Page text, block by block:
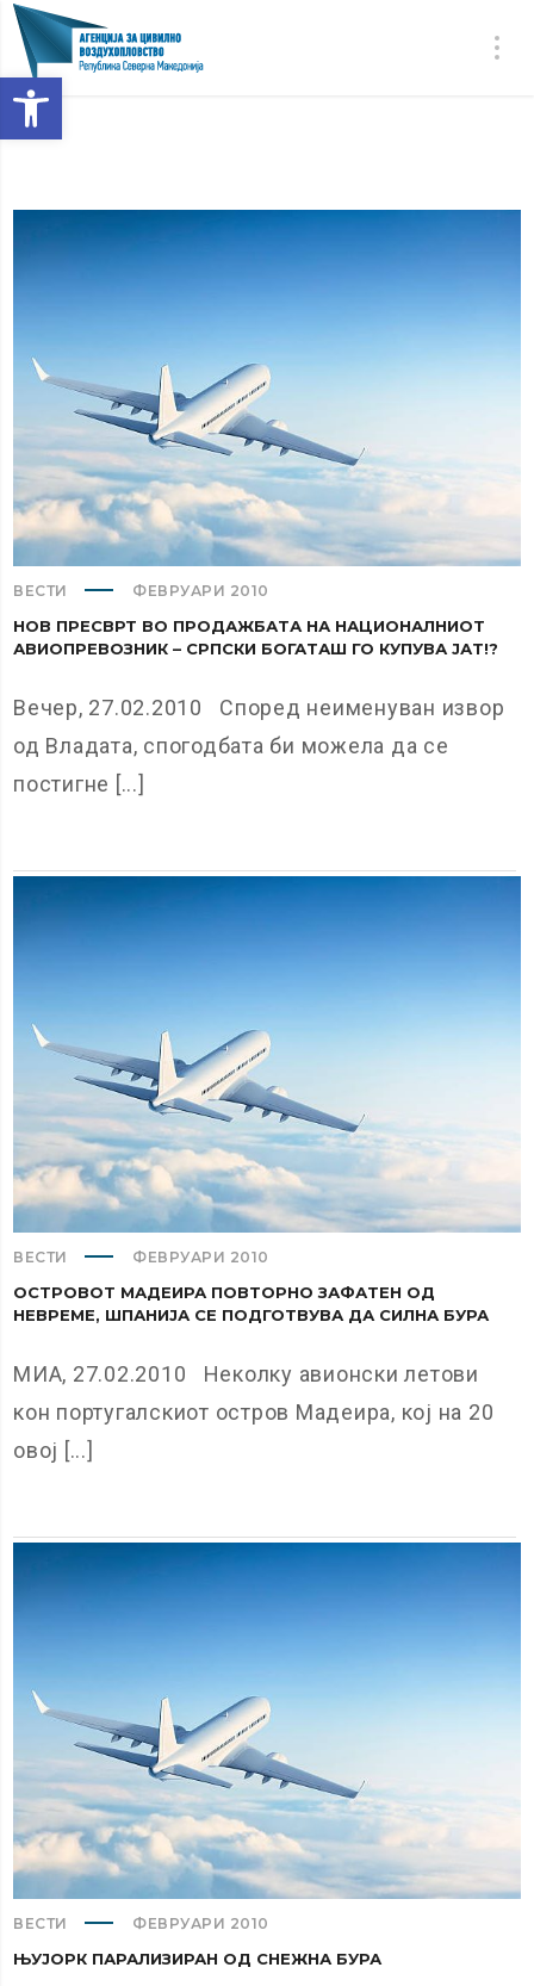
Open toolbar
ВЕСТИ ФЕВРУАРИ 2010
НОВ ПРЕСВРТ ВО ПРОДАЖБАТА НА НАЦИОНАЛНИОТ
АВИОПРЕВОЗНИК – СРПСКИ БОГАТАШ ГО КУПУВА ЈАТ!?
Вечер, 27.02.2010 Според неименуван извор
од Владата, спогодбата би можела да се
постигне [...]
ВЕСТИ ФЕВРУАРИ 2010
ОСТРОВОТ МАДЕИРА ПОВТОРНО ЗАФАТЕН ОД
НЕВРЕМЕ, ШПАНИЈА СЕ ПОДГОТВУВА ДА СИЛНА БУРА
МИА, 27.02.2010 Неколку авионски летови
кон португалскиот остров Мадеира, кој на 20
овој [...]
ВЕСТИ ФЕВРУАРИ 2010
ЊУЈОРК ПАРАЛИЗИРАН ОД СНЕЖНА БУРА